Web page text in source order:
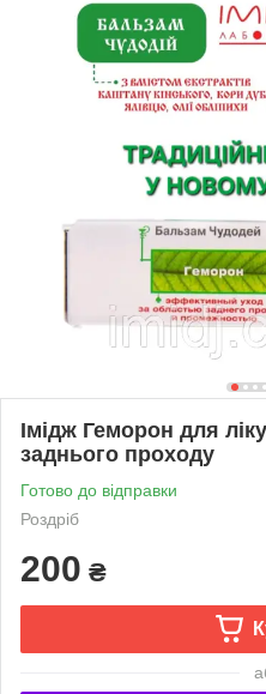
Імідж Геморон для
заднього проходу
Готово до відправки
Роздріб
200 ₴